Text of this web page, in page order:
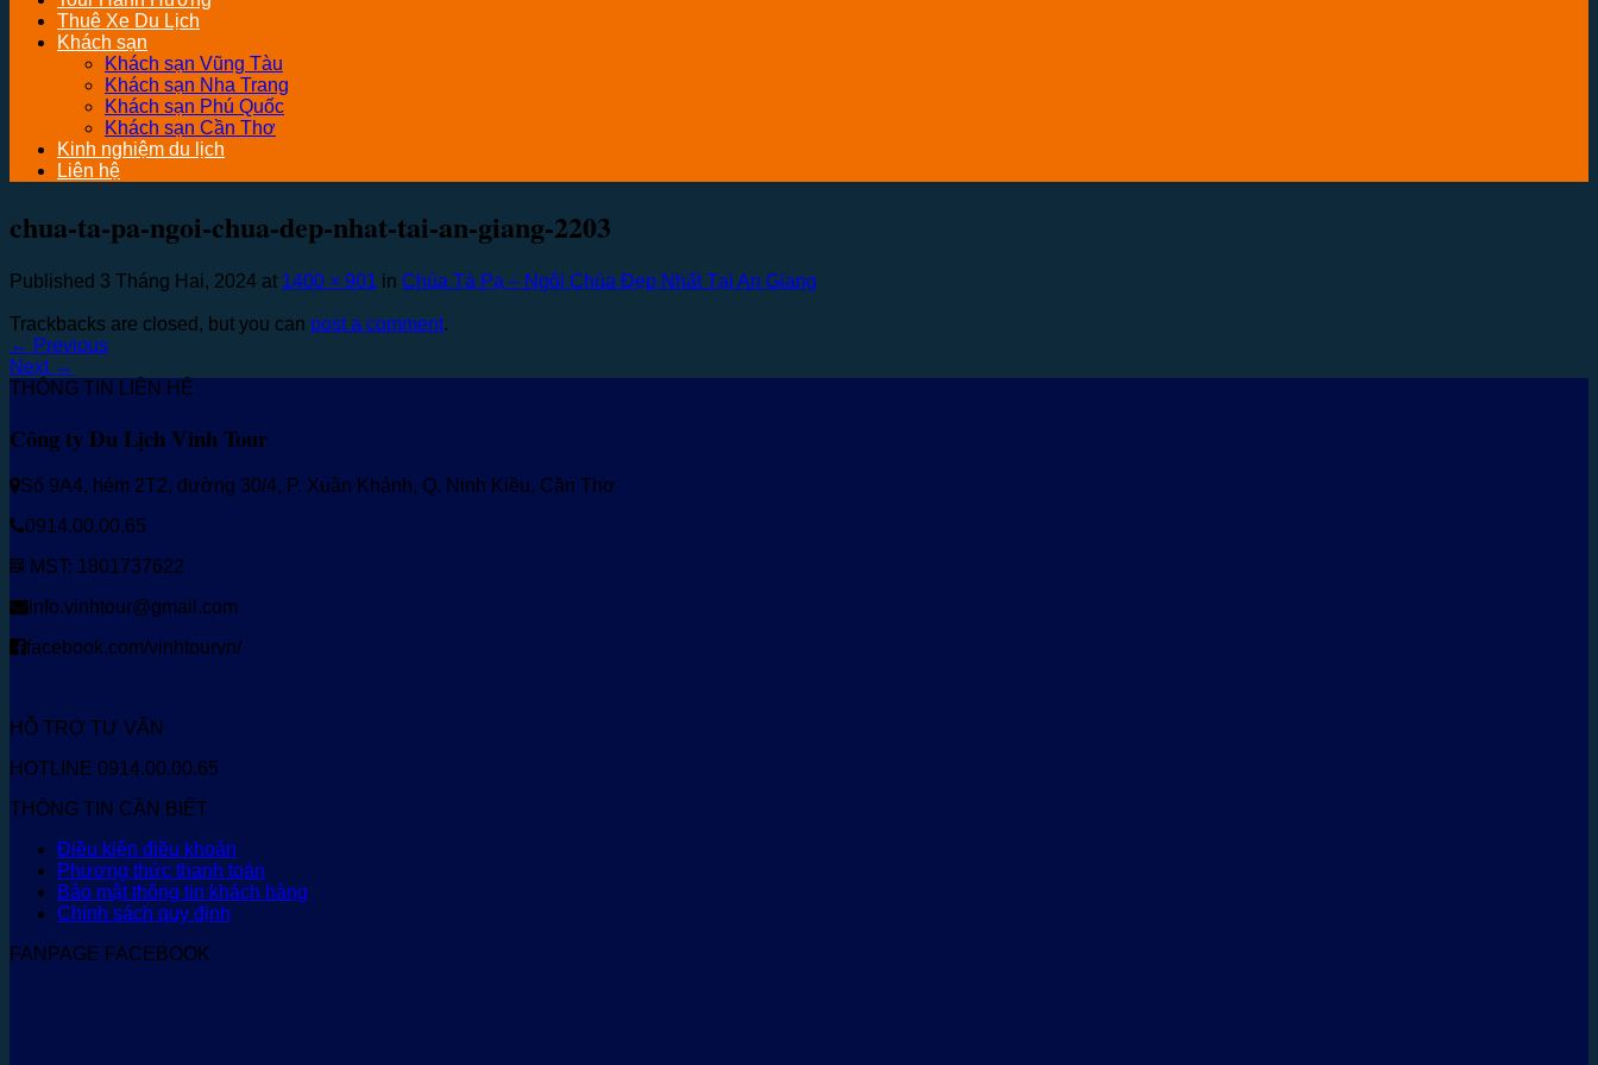
Thuê Xe Du Lịch
Khách sạn
Khách sạn Vũng Tàu
Khách sạn Nha Trang
Khách sạn Phú Quốc
Khách sạn Cần Thơ
Kinh nghiệm du lịch
Liên hệ
chua-ta-pa-ngoi-chua-dep-nhat-tai-an-giang-2203
Published 3 Tháng Hai, 2024 at 1400 × 901 in Chùa Tà Pạ – Ngôi Chùa Đẹp Nhất Tại An Giang
Trackbacks are closed, but you can post a comment.
← Previous
Next →
THÔNG TIN LIÊN HỆ
Công ty Du Lịch Vinh Tour
Số 9A4, hẻm 2T2, đường 30/4, P. Xuân Khánh, Q. Ninh Kiều, Cần Thơ
0914.00.00.65
MST: 1801737622
info.vinhtour@gmail.com
facebook.com/vinhtourvn/
HỖ TRỢ TƯ VẤN
HOTLINE 0914.00.00.65
THÔNG TIN CẦN BIẾT
Điều kiện điều khoản
Phương thức thanh toán
Bảo mật thông tin khách hàng
Chính sách quy định
FANPAGE FACEBOOK